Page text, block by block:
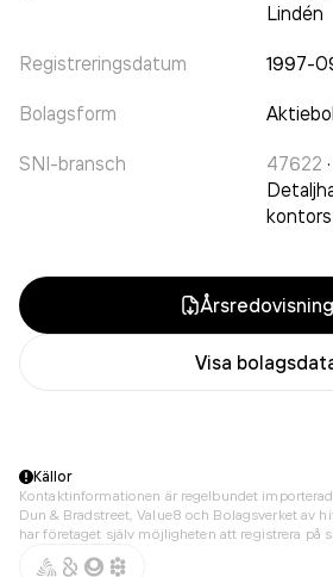
Lindén
Registreringsdatum 1997-
Bolagsform
SNI-bransch 47622 ·
Visa
Källor
Kontaktinformationen är regelbundet
Dun & Bradstreet, Value8 och Bolagsverket av
har företaget själv möjligheten att registrera på